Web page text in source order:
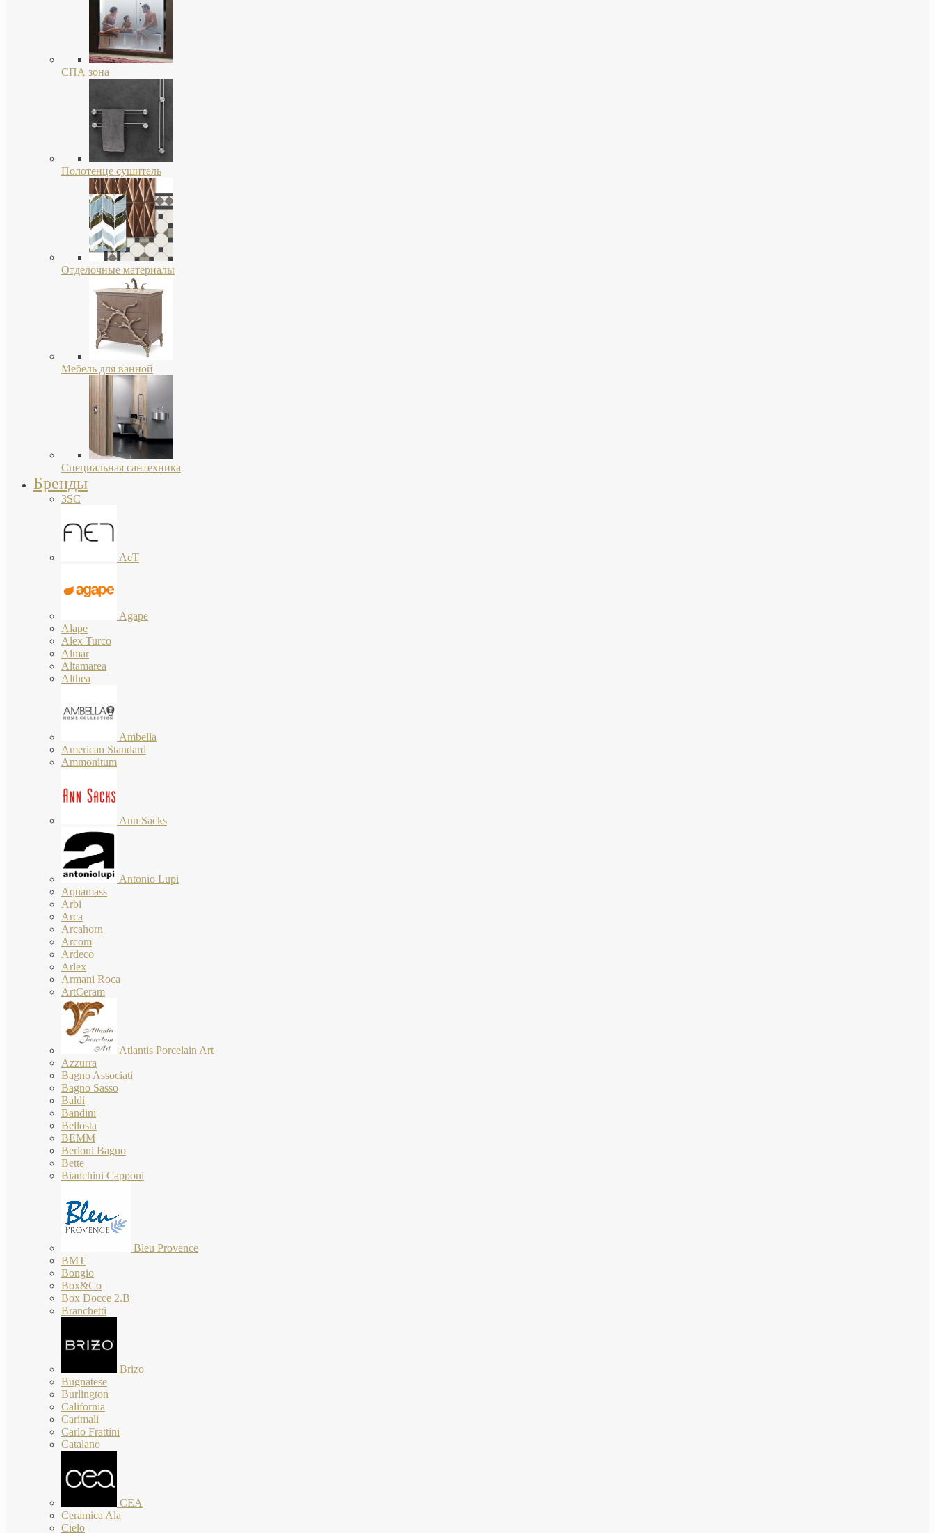
СПА зона
Полотенце сушитель
Отделочные материалы
Мебель для ванной
Специальная сантехника
Бренды
3SC
AeT
Agape
Alape
Alex Turco
Almar
Altamarea
Althea
Ambella
American Standard
Ammonitum
Ann Sacks
Antonio Lupi
Aquamass
Arbi
Arca
Arcahorn
Arcom
Ardeco
Arlex
Armani Roca
ArtCeram
Atlantis Porcelain Art
Azzurra
Bagno Associati
Bagno Sasso
Baldi
Bandini
Bellosta
BEMM
Berloni Bagno
Bette
Bianchini Capponi
Bleu Provence
BMT
Bongio
Box&Co
Box Docce 2.B
Branchetti
Brizo
Bugnatese
Burlington
California
Carimali
Carlo Frattini
Catalano
CEA
Ceramica Ala
Cielo